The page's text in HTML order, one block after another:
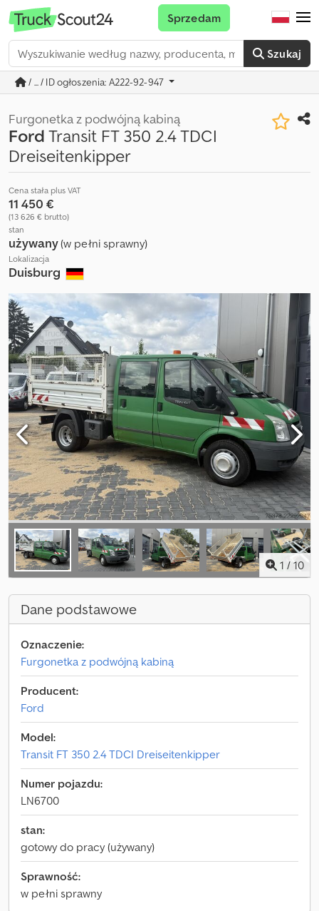
Szukaj
Sprzedam
/ ... / ID ogłoszenia: A222-92-947
Furgonetka z podwójną kabiną
FordTransit FT 350 2.4 TDCI
Dreiseitenkipper
Cena stała plus VAT
11 450 €
(13 626 € brutto)
stan
używany(w pełni sprawny)
Lokalizacja
Duisburg
1 / 10
Dane podstawowe
Oznaczenie:
Furgonetka z podwójną kabiną
Producent:
Ford
Model:
Transit FT 350 2.4 TDCI Dreiseitenkipper
Numer pojazdu:
LN6700
stan:
gotowy do pracy (używany)
Sprawność:
w pełni sprawny